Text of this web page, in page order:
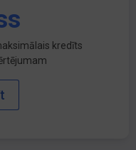
kredīts